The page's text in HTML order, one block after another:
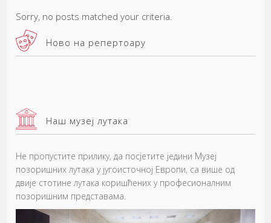
Sorry, no posts matched your criteria.
Ново на репертоару
Наш музеј лутака
Не пропустите прилику, да посјетите једини Музеј
позоришних лутака у југоисточној Европи, са више од
двије стотине лутака коришћених у професионалним
позоришним представама.